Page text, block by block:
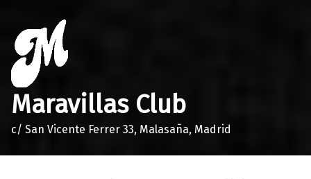
Maravillas Club
c/ San Vicente Ferrer 33, Malasaña, Madrid